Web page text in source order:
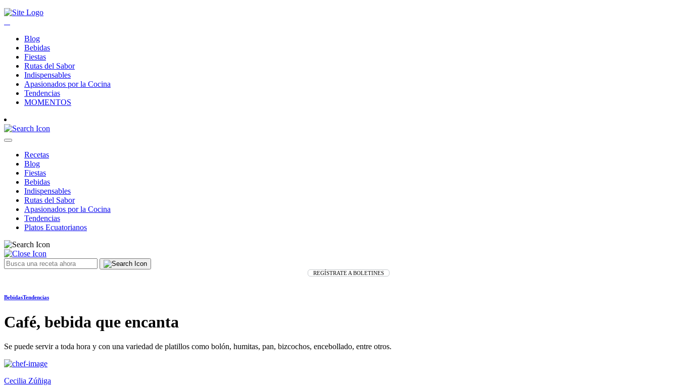
Blog
Bebidas
Fiestas
Rutas del Sabor
Indispensables
Apasionados por la Cocina
Tendencias
MOMENTOS
Recetas
Blog
Fiestas
Bebidas
Indispensables
Rutas del Sabor
Apasionados por la Cocina
Tendencias
Platos Ecuatorianos
REGÍSTRATE A BOLETINES
BebidasTendencias
Café, bebida que encanta
Se puede servir a toda hora y con una variedad de platillos como bolón, humitas, pan, bizcochos, encebollado, entre otros.
Cecilia Zúñiga